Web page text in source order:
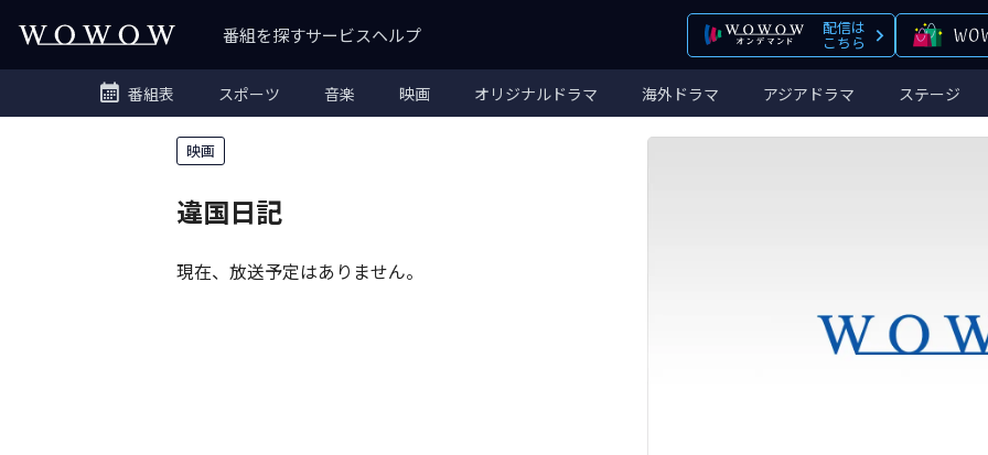
番組を探すサービスヘルプ 配信は
こちら
番組表 スポーツ 音楽 映画 オリジナルドラマ 海外ドラマ アジアドラマ ステージ
映画
違国日記
現在、放送予定はありません。